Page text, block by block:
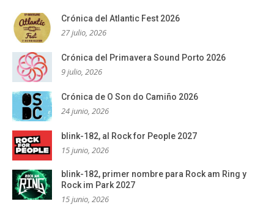
Crónica del Atlantic Fest 2026
27 julio, 2026
Crónica del Primavera Sound Porto 2026
9 julio, 2026
Crónica de O Son do Camiño 2026
24 junio, 2026
blink-182, al Rock for People 2027
15 junio, 2026
blink-182, primer nombre para Rock am Ring y
Rock im Park 2027
15 junio, 2026